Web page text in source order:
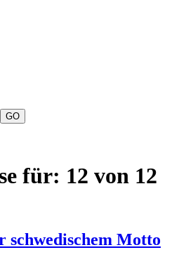
für: 12 von 12
schwedischem Motto